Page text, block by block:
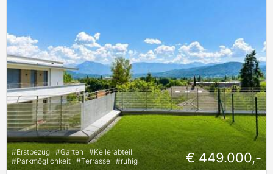
#Erstbezug #Garten #Kellerabteil
#Parkmöglichkeit #Terrasse #ruhig € 449.000,-